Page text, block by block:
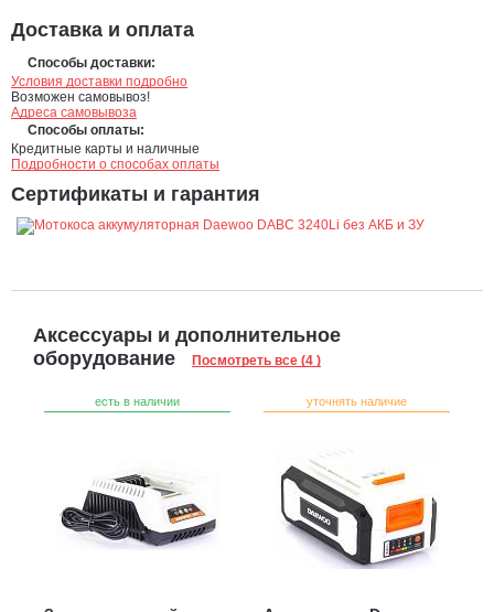
Доставка и оплата
Способы доставки:
Условия доставки подробно
Возможен самовывоз!
Адреса самовывоза
Способы оплаты:
Кредитные карты и наличные
Подробности о способах оплаты
Сертификаты и гарантия
Аксессуары и дополнительное
оборудование
Посмотреть все (4 )
есть в наличии уточнять наличие